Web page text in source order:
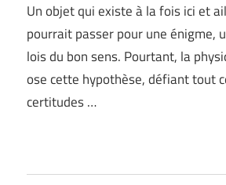
Un objet qui existe à la fois ici et
pourrait passer pour une énigme,
lois du bon sens. Pourtant, la
ose cette hypothèse, défiant tout
certitudes …